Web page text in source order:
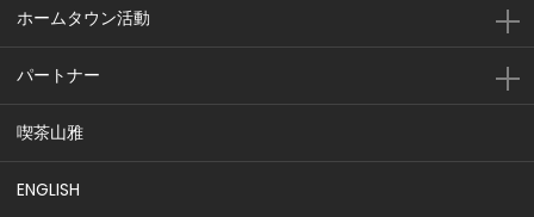
ホームタウン活動
パートナー
喫茶山雅
ENGLISH